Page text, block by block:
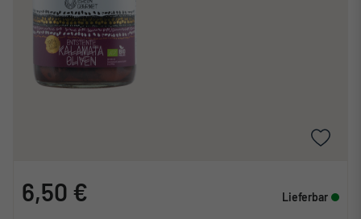
6,50 € Lieferbar